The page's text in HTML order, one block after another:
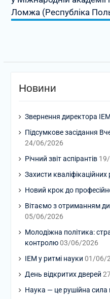
Ломжа (Республіка
Новини
Звернення директора ІЕМ
Підсумкове засідання
24/06/2026
Річний звіт аспірантів
Захисти кваліфікаційних
Новий крок до
Вітаємо з отриманням
05/06/2026
Молодіжна політика:
контролю 03/06/2026
ІЕМ у ритмі науки 01/06/
День відкритих дверей
Наука — це рушійна сила